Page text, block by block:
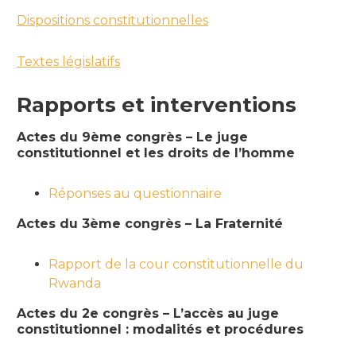
Dispositions constitutionnelles
Textes législatifs
Rapports et interventions
Actes du 9ème congrès – Le juge
constitutionnel et les droits de l’homme
Réponses au questionnaire
Actes du 3ème congrès – La Fraternité
Rapport de la cour constitutionnelle du
Rwanda
Actes du 2e congrès – L’accès au juge
constitutionnel : modalités et procédures